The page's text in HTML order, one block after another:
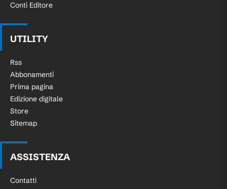
Conti Editore
UTILITY
Rss
Abbonamenti
Prima pagina
Edizione digitale
Store
Sitemap
ASSISTENZA
Contatti